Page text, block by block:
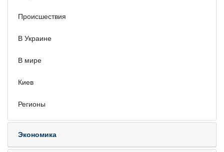
Происшествия
В Украине
В мире
Киев
Регионы
Экономика